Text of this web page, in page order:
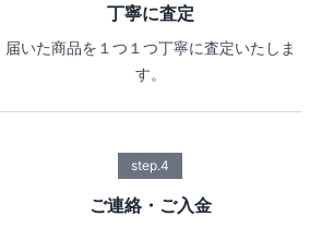
丁寧に査定
届いた商品を１つ１つ丁寧に査定いたしま
す。
step.4
ご連絡・ご入金